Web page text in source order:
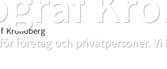
företag och privatpersoner.